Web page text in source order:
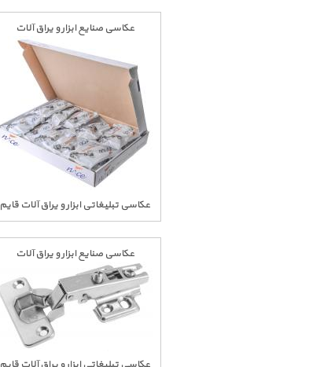
عکاسی صنایع ابزار و یراق آلات
عکاسی تبلیغاتی ابزار و یراق آلات قایم
عکاسی صنایع ابزار و یراق آلات